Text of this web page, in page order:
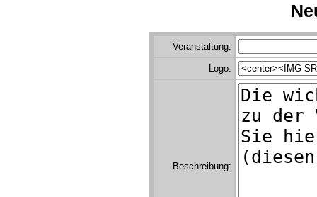
Veranstaltung:
Logo:
Beschreibung: